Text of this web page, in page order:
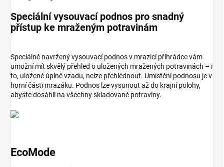
Speciální vysouvací podnos pro snadný
přístup ke mraženým potravinám
Speciálně navržený vysouvací podnos v mrazicí přihrádce vám
umožní mít skvělý přehled o uložených mražených potravinách – i
to, uložené úplně vzadu, nelze přehlédnout. Umístění podnosu je v
horní části mrazáku. Podnos lze vysunout až do krajní polohy,
abyste dosáhli na všechny skladované potraviny.
EcoMode